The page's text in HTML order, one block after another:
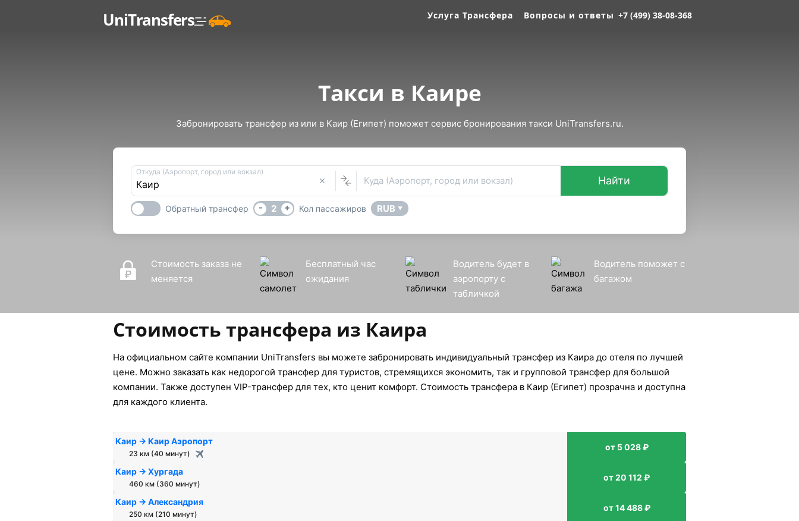
UniTransfers Услуга Трансфера Вопросы и ответы +7 (499) 38-08-368
Такси в Каире
Забронировать трансфер из или в Каир (Египет) поможет сервис бронирования такси UniTransfers.ru.
Откуда (Аэропорт, город или вокзал)
Куда (Аэропорт, город или вокзал) Найти
Обратный трансфер - 2 + Кол пассажиров RUB ▼
Стоимость заказа не
меняется
Бесплатный час
ожидания
Водитель будет в
аэропорту с
табличкой
Водитель поможет с
багажом
Стоимость трансфера из Каира
На официальном сайте компании UniTransfers вы можете забронировать индивидуальный трансфер из Каира до отеля по лучшей
цене. Можно заказать как недорогой трансфер для туристов, стремящихся экономить, так и групповой трансфер для большой
компании. Также доступен VIP-трансфер для тех, кто ценит комфорт. Стоимость трансфера в Каир (Египет) прозрачна и доступна
для каждого клиента.
Каир → Каир Аэропорт
23 км (40 минут)
от 5 028 ₽
Каир → Хургада
460 км (360 минут)
от 20 112 ₽
Каир → Александрия
250 км (210 минут)
от 14 488 ₽